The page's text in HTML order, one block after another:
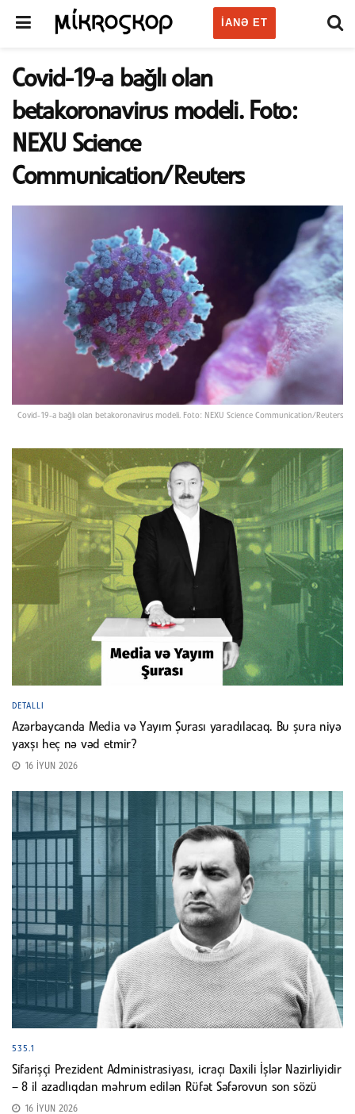
IANƏ ET
Covid-19-a bağlı olan
betakoronavirus modeli. Foto:
NEXU Science
Communication/Reuters
Covid-19-a bağlı olan betakoronavirus modeli. Foto: NEXU Science Communication/Reuters
DETALLI
Azərbaycanda Media və Yayım Şurası yaradılacaq. Bu şura niyə
yaxşı heç nə vəd etmir?
16 İYUN 2026
535.1
Sifarişçi Prezident Administrasiyası, icraçı Daxili İşlər Nazirliyidir
– 8 il azadlıqdan məhrum edilən Rüfət Səfərovun son sözü
16 İYUN 2026